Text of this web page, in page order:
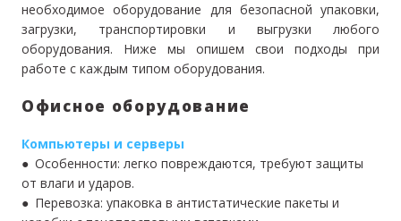
необходимое оборудование для безопасной упаковки,
загрузки, транспортировки и выгрузки любого
оборудования. Ниже мы опишем свои подходы при
работе с каждым типом оборудования.
Офисное оборудование
Компьютеры и серверы
● Особенности: легко повреждаются, требуют защиты
от влаги и ударов.
● Перевозка: упаковка в антистатические пакеты и